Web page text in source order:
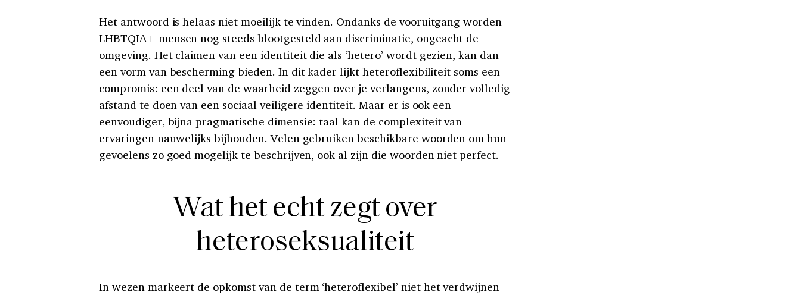
Het antwoord is helaas niet moeilijk te vinden. Ondanks de vooruitgang worden
LHBTQIA+ mensen nog steeds blootgesteld aan discriminatie, ongeacht de
omgeving. Het claimen van een identiteit die als ‘hetero’ wordt gezien, kan dan
een vorm van bescherming bieden. In dit kader lijkt heteroflexibiliteit soms een
compromis: een deel van de waarheid zeggen over je verlangens, zonder volledig
afstand te doen van een sociaal veiligere identiteit. Maar er is ook een
eenvoudiger, bijna pragmatische dimensie: taal kan de complexiteit van
ervaringen nauwelijks bijhouden. Velen gebruiken beschikbare woorden om hun
gevoelens zo goed mogelijk te beschrijven, ook al zijn die woorden niet perfect.
Wat het echt zegt over
heteroseksualiteit
In wezen markeert de opkomst van de term ‘heteroflexibel’ niet het verdwijnen